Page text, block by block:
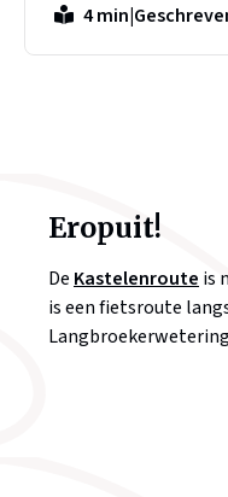
4 min|
Eropuit!
De Kastelenroute is
is een fietsroute